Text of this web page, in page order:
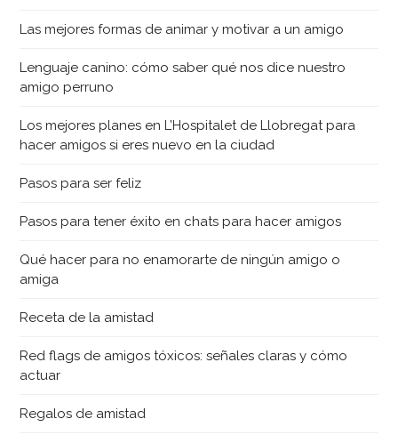
Las mejores formas de animar y motivar a un amigo
Lenguaje canino: cómo saber qué nos dice nuestro
amigo perruno
Los mejores planes en L’Hospitalet de Llobregat para
hacer amigos si eres nuevo en la ciudad
Pasos para ser feliz
Pasos para tener éxito en chats para hacer amigos
Qué hacer para no enamorarte de ningún amigo o
amiga
Receta de la amistad
Red flags de amigos tóxicos: señales claras y cómo
actuar
Regalos de amistad